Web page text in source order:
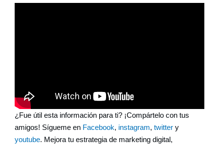
¿Fue útil esta información para ti? ¡Compártelo con tus
amigos! Sígueme en Facebook, instagram, twitter y
youtube. Mejora tu estrategia de marketing digital,